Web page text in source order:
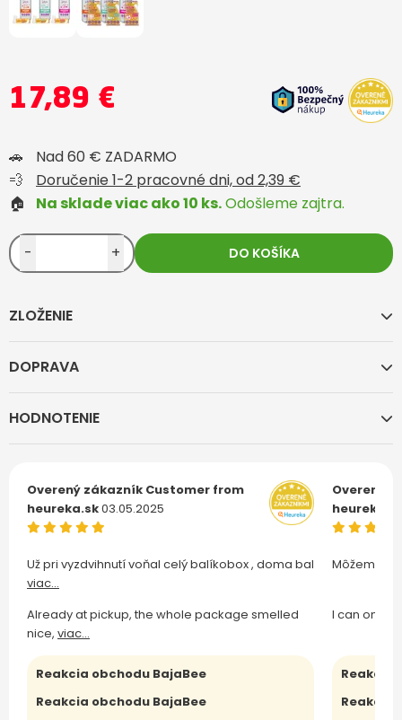
ZLOŽENIE
DOPRAVA
HODNOTENIE
Overený zákazník Customer from
heureka.sk03.05.2025
Už pri vyzdvihnutí voňal celý balíkobox , doma bal
viac...
Already at pickup, the whole package smelled
nice, viac...
Reakcia obchodu BajaBee
Reakcia obchodu BajaBee
Overený
Môžem len
I can only
Reakcia
Reakcia
17,89 €
🚗
Nad 60 € ZADARMO
💨
Doručenie 1-2 pracovné dni, od 2,39 €
🏠
Na sklade viac ako 10 ks.Odošleme zajtra.
- + DO KOŠÍKA